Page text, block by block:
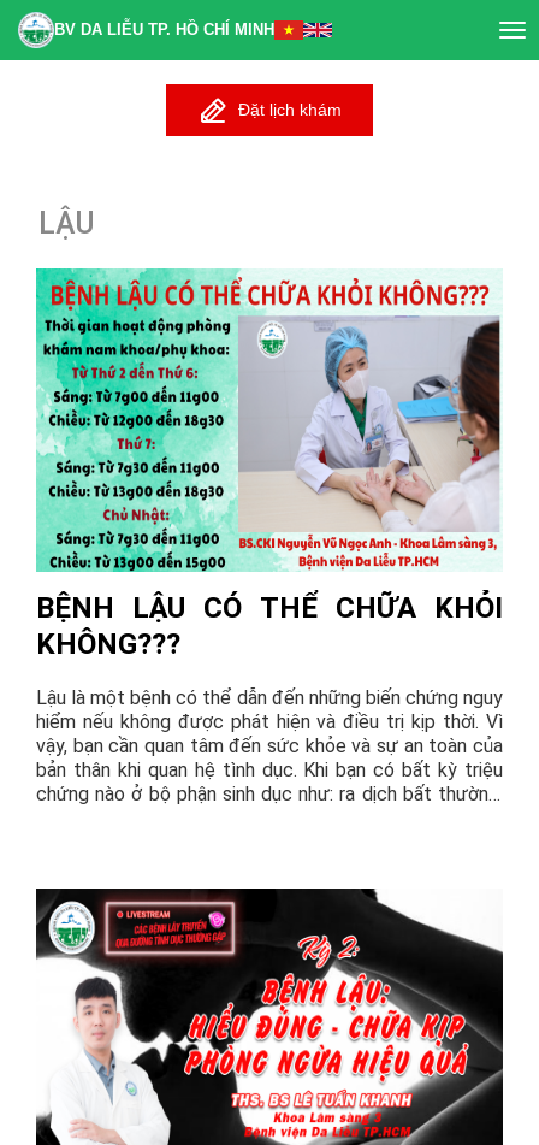
BV DA LIỄU TP. HỒ CHÍ MINH
Đặt lịch khám
LẬU
BỆNH LẬU CÓ THỂ CHỮA KHỎI
KHÔNG???
Lậu là một bệnh có thể dẫn đến những biến chứng nguy
hiểm nếu không được phát hiện và điều trị kịp thời. Vì
vậy, bạn cần quan tâm đến sức khỏe và sự an toàn của
bản thân khi quan hệ tình dục. Khi bạn có bất kỳ triệu
chứng nào ở bộ phận sinh dục như: ra dịch bất thường,